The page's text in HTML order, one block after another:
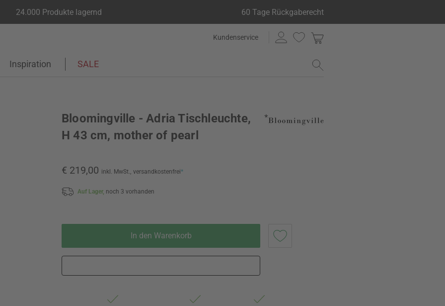
24.000 Produkte lagernd 60 Tage Rückgaberecht
Kundenservice
Inspiration SALE
Bloomingville - Adria Tischleuchte,
H 43 cm, mother of pearl
€ 219,00 inkl. MwSt., versandkostenfrei*
Auf Lager, noch 3 vorhanden
In den Warenkorb